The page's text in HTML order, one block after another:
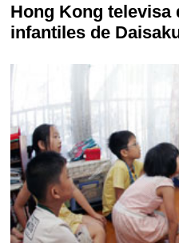
Hong Kong
infantiles de